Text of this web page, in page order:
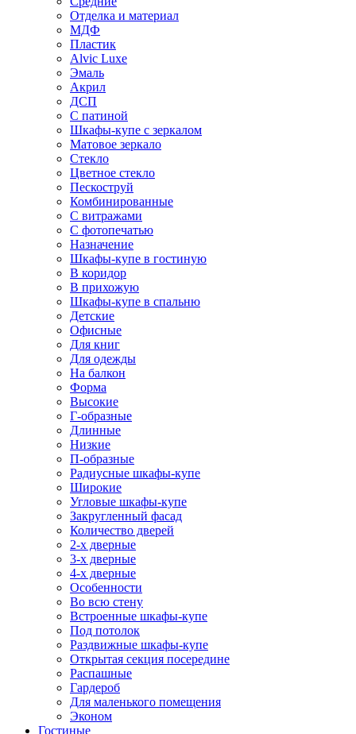
Отделка и материал
МДФ
Пластик
Alvic Luxe
Эмаль
Акрил
ДСП
С патиной
Шкафы-купе с зеркалом
Матовое зеркало
Стекло
Цветное стекло
Пескоструй
Комбинированные
С витражами
С фотопечатью
Назначение
Шкафы-купе в гостиную
В коридор
В прихожую
Шкафы-купе в спальню
Детские
Офисные
Для книг
Для одежды
На балкон
Форма
Высокие
Г-образные
Длинные
Низкие
П-образные
Радиусные шкафы-купе
Широкие
Угловые шкафы-купе
Закругленный фасад
Количество дверей
2-х дверные
3-х дверные
4-х дверные
Особенности
Во всю стену
Встроенные шкафы-купе
Под потолок
Раздвижные шкафы-купе
Открытая секция посередине
Распашные
Гардероб
Для маленького помещения
Эконом
Гостиные